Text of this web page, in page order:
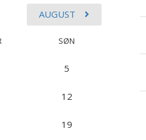
AUGUST
SØN
5
12
19